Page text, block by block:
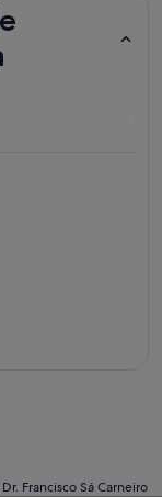
Francisco Sá Carneiro